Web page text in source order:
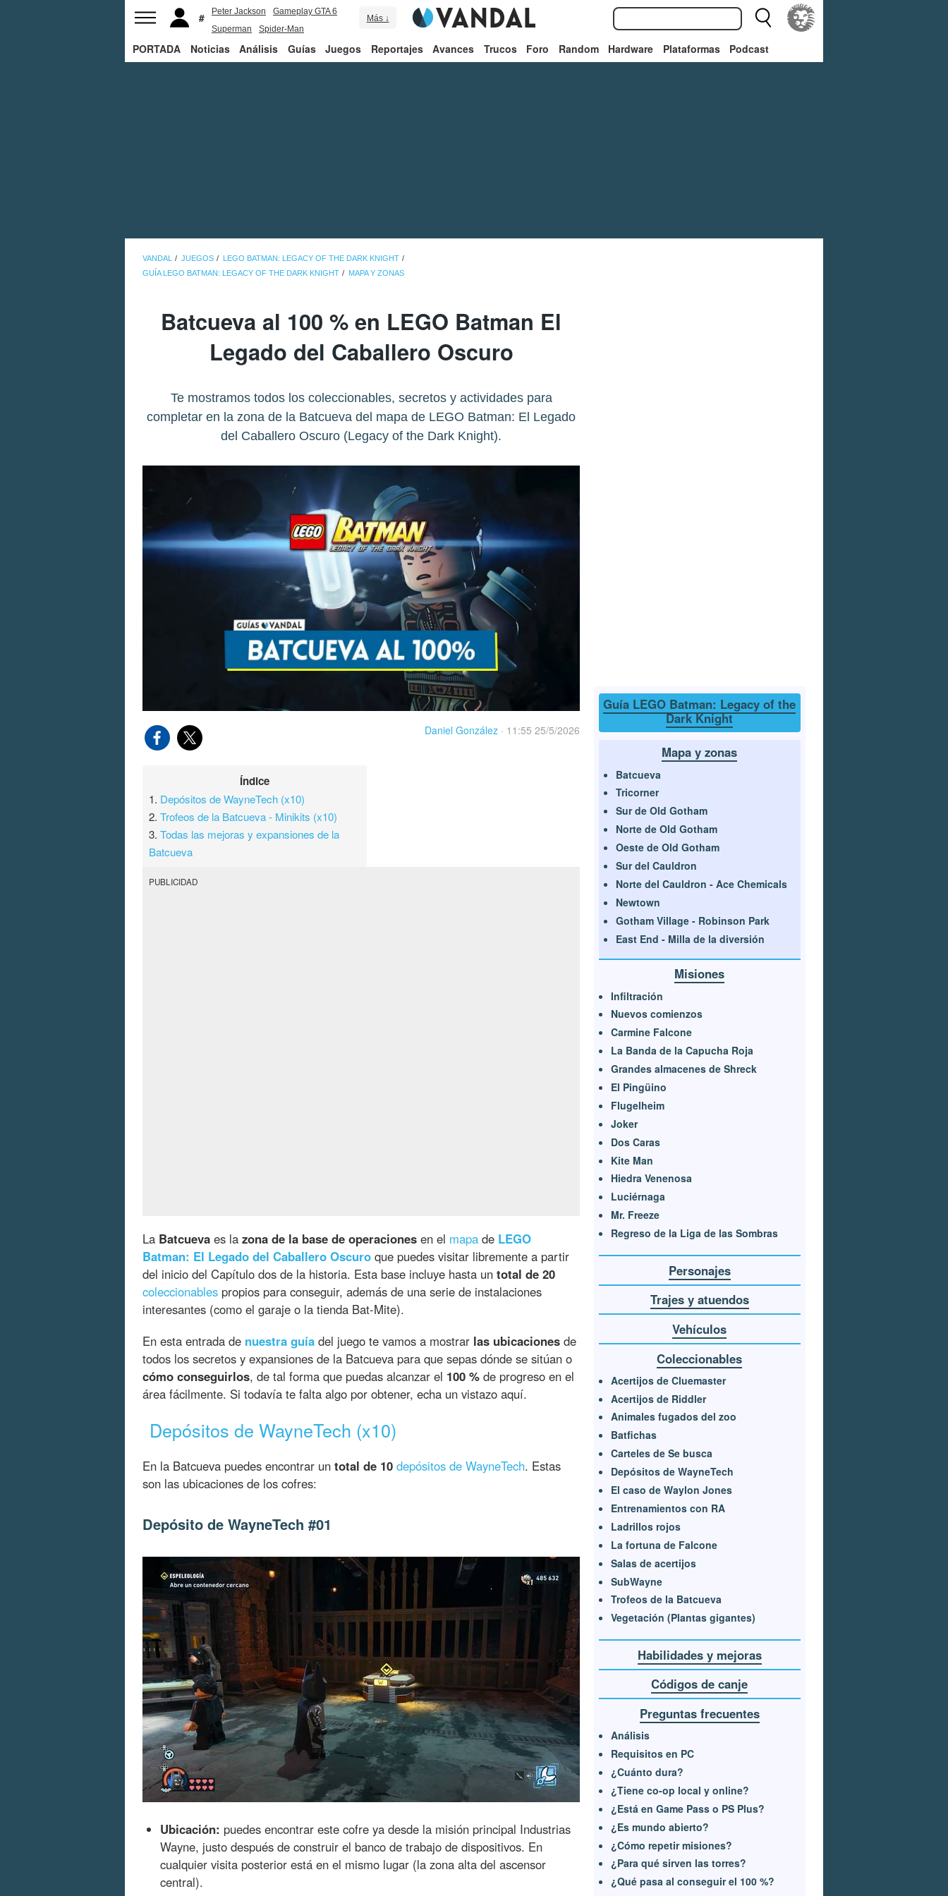
Peter Jackson
Gameplay GTA 6
Superman
Spider-Man
Más ↓
PORTADA Noticias Análisis Guías Juegos Reportajes Avances Trucos Foro Random Hardware Plataformas Podcast
VANDAL JUEGOS
LEGO BATMAN: LEGACY OF THE DARK KNIGHT
GUÍA LEGO BATMAN: LEGACY OF THE DARK KNIGHT
MAPA Y ZONAS
Batcueva al 100 % en LEGO Batman El
Legado del Caballero Oscuro
Te mostramos todos los coleccionables, secretos y actividades para
completar en la zona de la Batcueva del mapa de LEGO Batman: El Legado
del Caballero Oscuro (Legacy of the Dark Knight).
Daniel González · 11:55 25/5/2026
Índice
1. Depósitos de WayneTech (x10)
2.Trofeos de la Batcueva - Minikits (x10)
3.Todas las mejoras y expansiones de la
Batcueva
PUBLICIDAD
La Batcueva es la zona de la base de operaciones en el mapa de LEGO
Batman: El Legado del Caballero Oscuro que puedes visitar libremente a partir
del inicio del Capítulo dos de la historia. Esta base incluye hasta un total de 20
coleccionables propios para conseguir, además de una serie de instalaciones
interesantes (como el garaje o la tienda Bat-Mite).
En esta entrada de nuestra guía del juego te vamos a mostrar las ubicaciones de
todos los secretos y expansiones de la Batcueva para que sepas dónde se sitúan o
cómo conseguirlos, de tal forma que puedas alcanzar el 100 % de progreso en el
área fácilmente. Si todavía te falta algo por obtener, echa un vistazo aquí.
Depósitos de WayneTech (x10)
En la Batcueva puedes encontrar un total de 10 depósitos de WayneTech. Estas
son las ubicaciones de los cofres:
Depósito de WayneTech #01
Ubicación: puedes encontrar este cofre ya desde la misión principal Industrias
Wayne, justo después de construir el banco de trabajo de dispositivos. En
cualquier visita posterior está en el mismo lugar (la zona alta del ascensor
central).
Guía LEGO Batman: Legacy of the
Dark Knight
Mapa y zonas
Batcueva
Tricorner
Sur de Old Gotham
Norte de Old Gotham
Oeste de Old Gotham
Sur del Cauldron
Norte del Cauldron - Ace Chemicals
Newtown
Gotham Village - Robinson Park
East End - Milla de la diversión
Misiones
Infiltración
Nuevos comienzos
Carmine Falcone
La Banda de la Capucha Roja
Grandes almacenes de Shreck
El Pingüino
Flugelheim
Joker
Dos Caras
Kite Man
Hiedra Venenosa
Luciérnaga
Mr. Freeze
Regreso de la Liga de las Sombras
Personajes
Trajes y atuendos
Vehículos
Coleccionables
Acertijos de Cluemaster
Acertijos de Riddler
Animales fugados del zoo
Batfichas
Carteles de Se busca
Depósitos de WayneTech
El caso de Waylon Jones
Entrenamientos con RA
Ladrillos rojos
La fortuna de Falcone
Salas de acertijos
SubWayne
Trofeos de la Batcueva
Vegetación (Plantas gigantes)
Habilidades y mejoras
Códigos de canje
Preguntas frecuentes
Análisis
Requisitos en PC
¿Cuánto dura?
¿Tiene co-op local y online?
¿Está en Game Pass o PS Plus?
¿Es mundo abierto?
¿Cómo repetir misiones?
¿Para qué sirven las torres?
¿Qué pasa al conseguir el 100 %?